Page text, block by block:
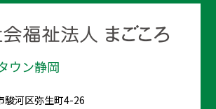
ウン静岡
駿河区弥生町4-26